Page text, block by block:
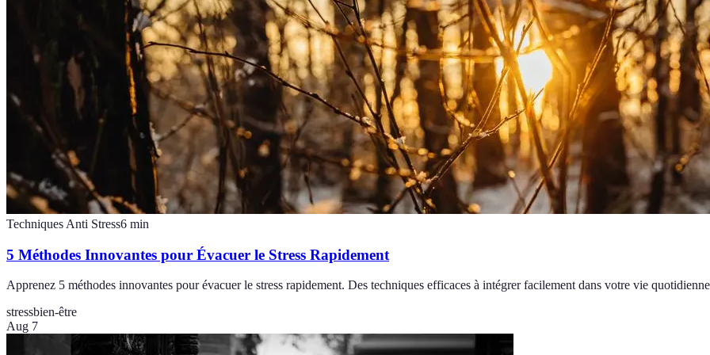
Techniques Anti Stress6 min
5 Méthodes Innovantes pour Évacuer le Stress Rapidement
Apprenez 5 méthodes innovantes pour évacuer le stress rapidement. Des techniques efficaces à intégrer facilement dans votre vie
stressbien-être
Aug 7